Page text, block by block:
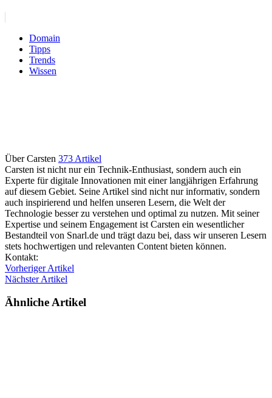
Domain
Tipps
Trends
Wissen
Über Carsten 373 Artikel
Carsten ist nicht nur ein Technik-Enthusiast, sondern auch ein
Experte für digitale Innovationen mit einer langjährigen Erfahrung
auf diesem Gebiet. Seine Artikel sind nicht nur informativ, sondern
auch inspirierend und helfen unseren Lesern, die Welt der
Technologie besser zu verstehen und optimal zu nutzen. Mit seiner
Expertise und seinem Engagement ist Carsten ein wesentlicher
Bestandteil von Snarl.de und trägt dazu bei, dass wir unseren Lesern
stets hochwertigen und relevanten Content bieten können.
Kontakt:
Vorheriger Artikel
Nächster Artikel
Ähnliche Artikel